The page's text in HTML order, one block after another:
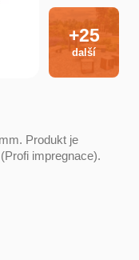
+25
další
Produkt je
impregnace).